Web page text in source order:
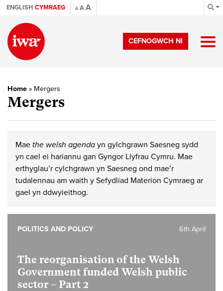
ENGLISH CYMRAEG A AA
CEFNOGWCH NI
Home » Mergers
Mergers
Mae the welsh agenda yn gylchgrawn Saesneg sydd
yn cael ei hariannu gan Gyngor Llyfrau Cymru. Mae
erthyglau’r cylchgrawn yn Saesneg ond mae’r
tudalennau am waith y Sefydliad Materion Cymraeg ar
gael yn ddwyieithog.
The reorganisation of the Welsh
Government funded Welsh public
sector – Part 2
6th April
POLITICS AND POLICY